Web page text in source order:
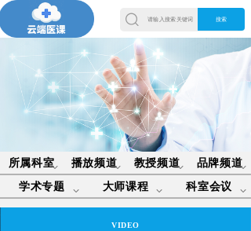
所属科室 播放频道 教授频道
品牌频道
学术专题
大师课程 科室会议
VIDEO